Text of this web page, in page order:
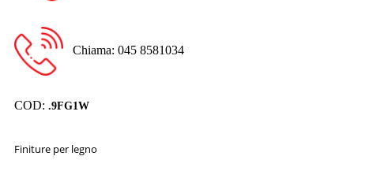
Chiama: 045 8581034
COD:.9FG1W
Finiture per legno